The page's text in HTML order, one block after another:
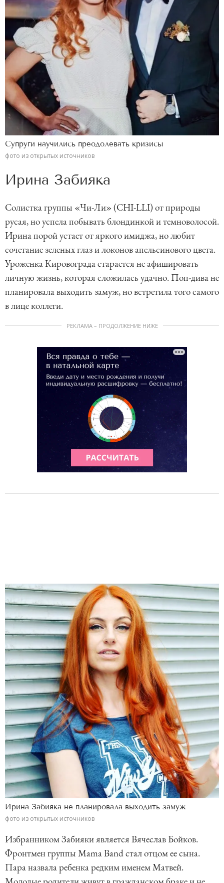
Супруги научились преодолевать кризисы
фото из открытых источников
Ирина Забияка
Солистка группы «Чи-Ли» (CHI-LLI) от природы
русая, но успела побывать блондинкой и темноволосой.
Ирина порой устает от яркого имиджа, но любит
сочетание зеленых глаз и локонов апельсинового цвета.
Уроженка Кировограда старается не афишировать
личную жизнь, которая сложилась удачно. Поп-дива не
планировала выходить замуж, но встретила того самого
в лице коллеги.
РЕКЛАМА – ПРОДОЛЖЕНИЕ НИЖЕ
Ирина Забияка не планировала выходить замуж
фото из открытых источников
Избранником Забияки является Вячеслав Бойков.
Фронтмен группы Mama Band стал отцом ее сына.
Пара назвала ребенка редким именем Матвей.